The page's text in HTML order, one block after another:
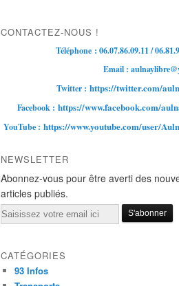
CONTACTEZ-NOUS !
Téléphone : 06.07.86.09.11 /
Email :
Twitter : https://twitter.com/
Facebook : https://www.facebook.com/
YouTube : https://www.youtube.com/user/
NEWSLETTER
Abonnez-vous pour être averti des
articles publiés.
Email
CATÉGORIES
93 Infos